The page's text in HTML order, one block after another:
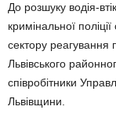
До розшуку водія-
кримінальної
сектору реагування
Львівського
співробітники
Львівщини.